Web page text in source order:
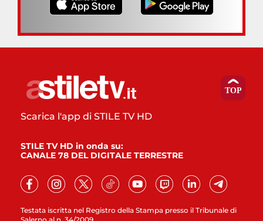
Testata iscritta nel Registro della Stampa presso il Tribunale di
Scarica l'app di STILE TV HD
STILE TV HD in onda su:
CANALE 78 DEL DIGITALE TERRESTRE